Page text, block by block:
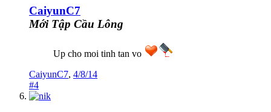
CaiyunC7
Mới Tập Cầu Lông
Up cho moi tinh tan vo
CaiyunC7, 4/8/14
#4